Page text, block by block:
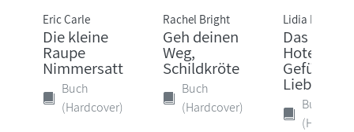
Eric Carle
Die kleine
Raupe
Nimmersatt
Buch
(Hardcover)
Rachel Bright
Geh deinen
Weg,
Schildkröte
Buch
(Hardcover)
Lidia
Das Grand
Hotel der
Gefühle.
Liebe,
Buch